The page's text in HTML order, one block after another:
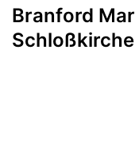
Branford